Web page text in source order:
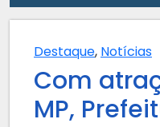
Destaque, Notícias
Com
MP,